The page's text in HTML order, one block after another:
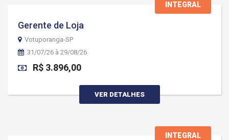
INTEGRAL
Gerente de Loja
Votuporanga-SP
31/07/26 à 29/08/26
R$ 3.896,00
VER DETALHES
INTEGRAL